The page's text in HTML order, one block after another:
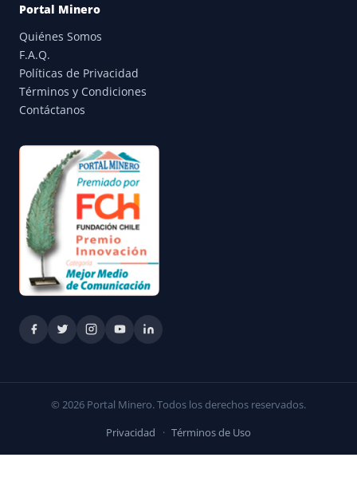
Portal Minero
Quiénes Somos
F.A.Q.
Políticas de Privacidad
Términos y Condiciones
Contáctanos
© 2026 Portal Minero. Todos los derechos reservados.
Privacidad · Términos de Uso